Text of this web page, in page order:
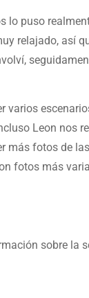
lo puso
relajado, así
varios
Leon nos
más fotos de
fotos más
sobre la